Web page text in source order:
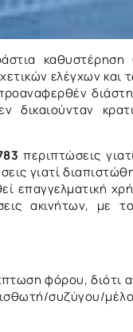
καθυστέρηση
ελέγχων και
δικαιούνταν
περιπτώσεις
γιατί
επαγγελματική
ακινήτων, με
φόρου, διότι
συζύγου/